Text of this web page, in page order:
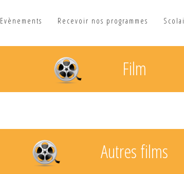
Evènements Recevoir nos programmes
Film
Autres films